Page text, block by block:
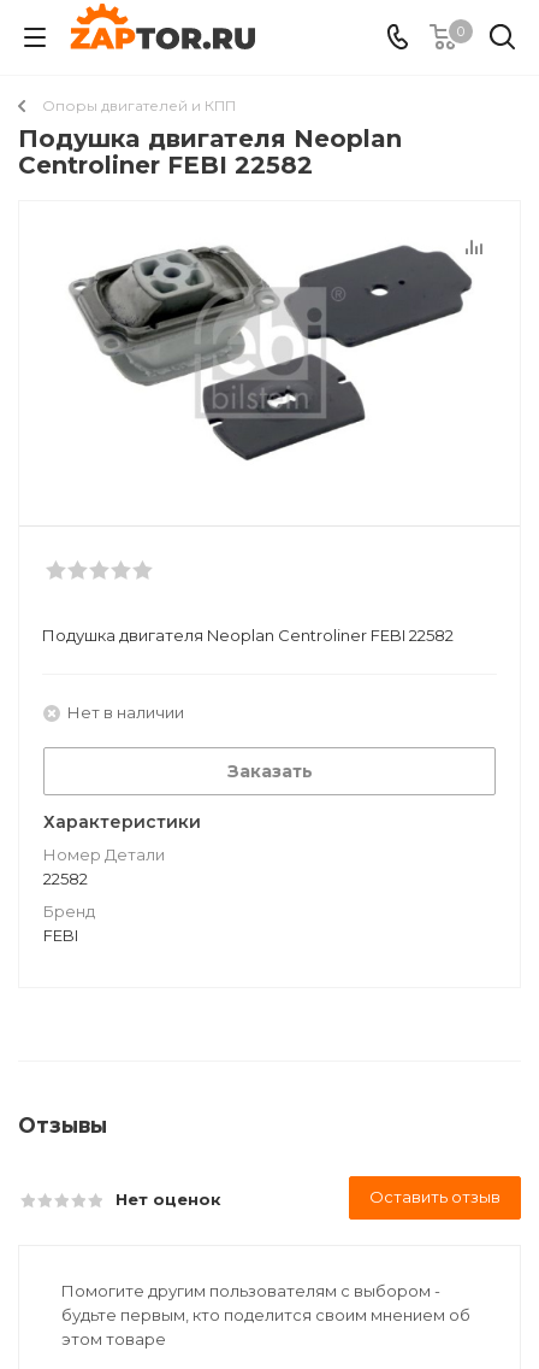
0
Опоры двигателей и КПП
Подушкa двигателя Neoplan
Centroliner FEBI 22582
Подушкa двигателя Neoplan Centroliner FEBI 22582
Нет в наличии
Заказать
Характеристики
Номер Детали
22582
Бренд
FEBI
Отзывы
Нет оценок Оставить отзыв
Помогите другим пользователям с выбором -
будьте первым, кто поделится своим мнением об
этом товаре